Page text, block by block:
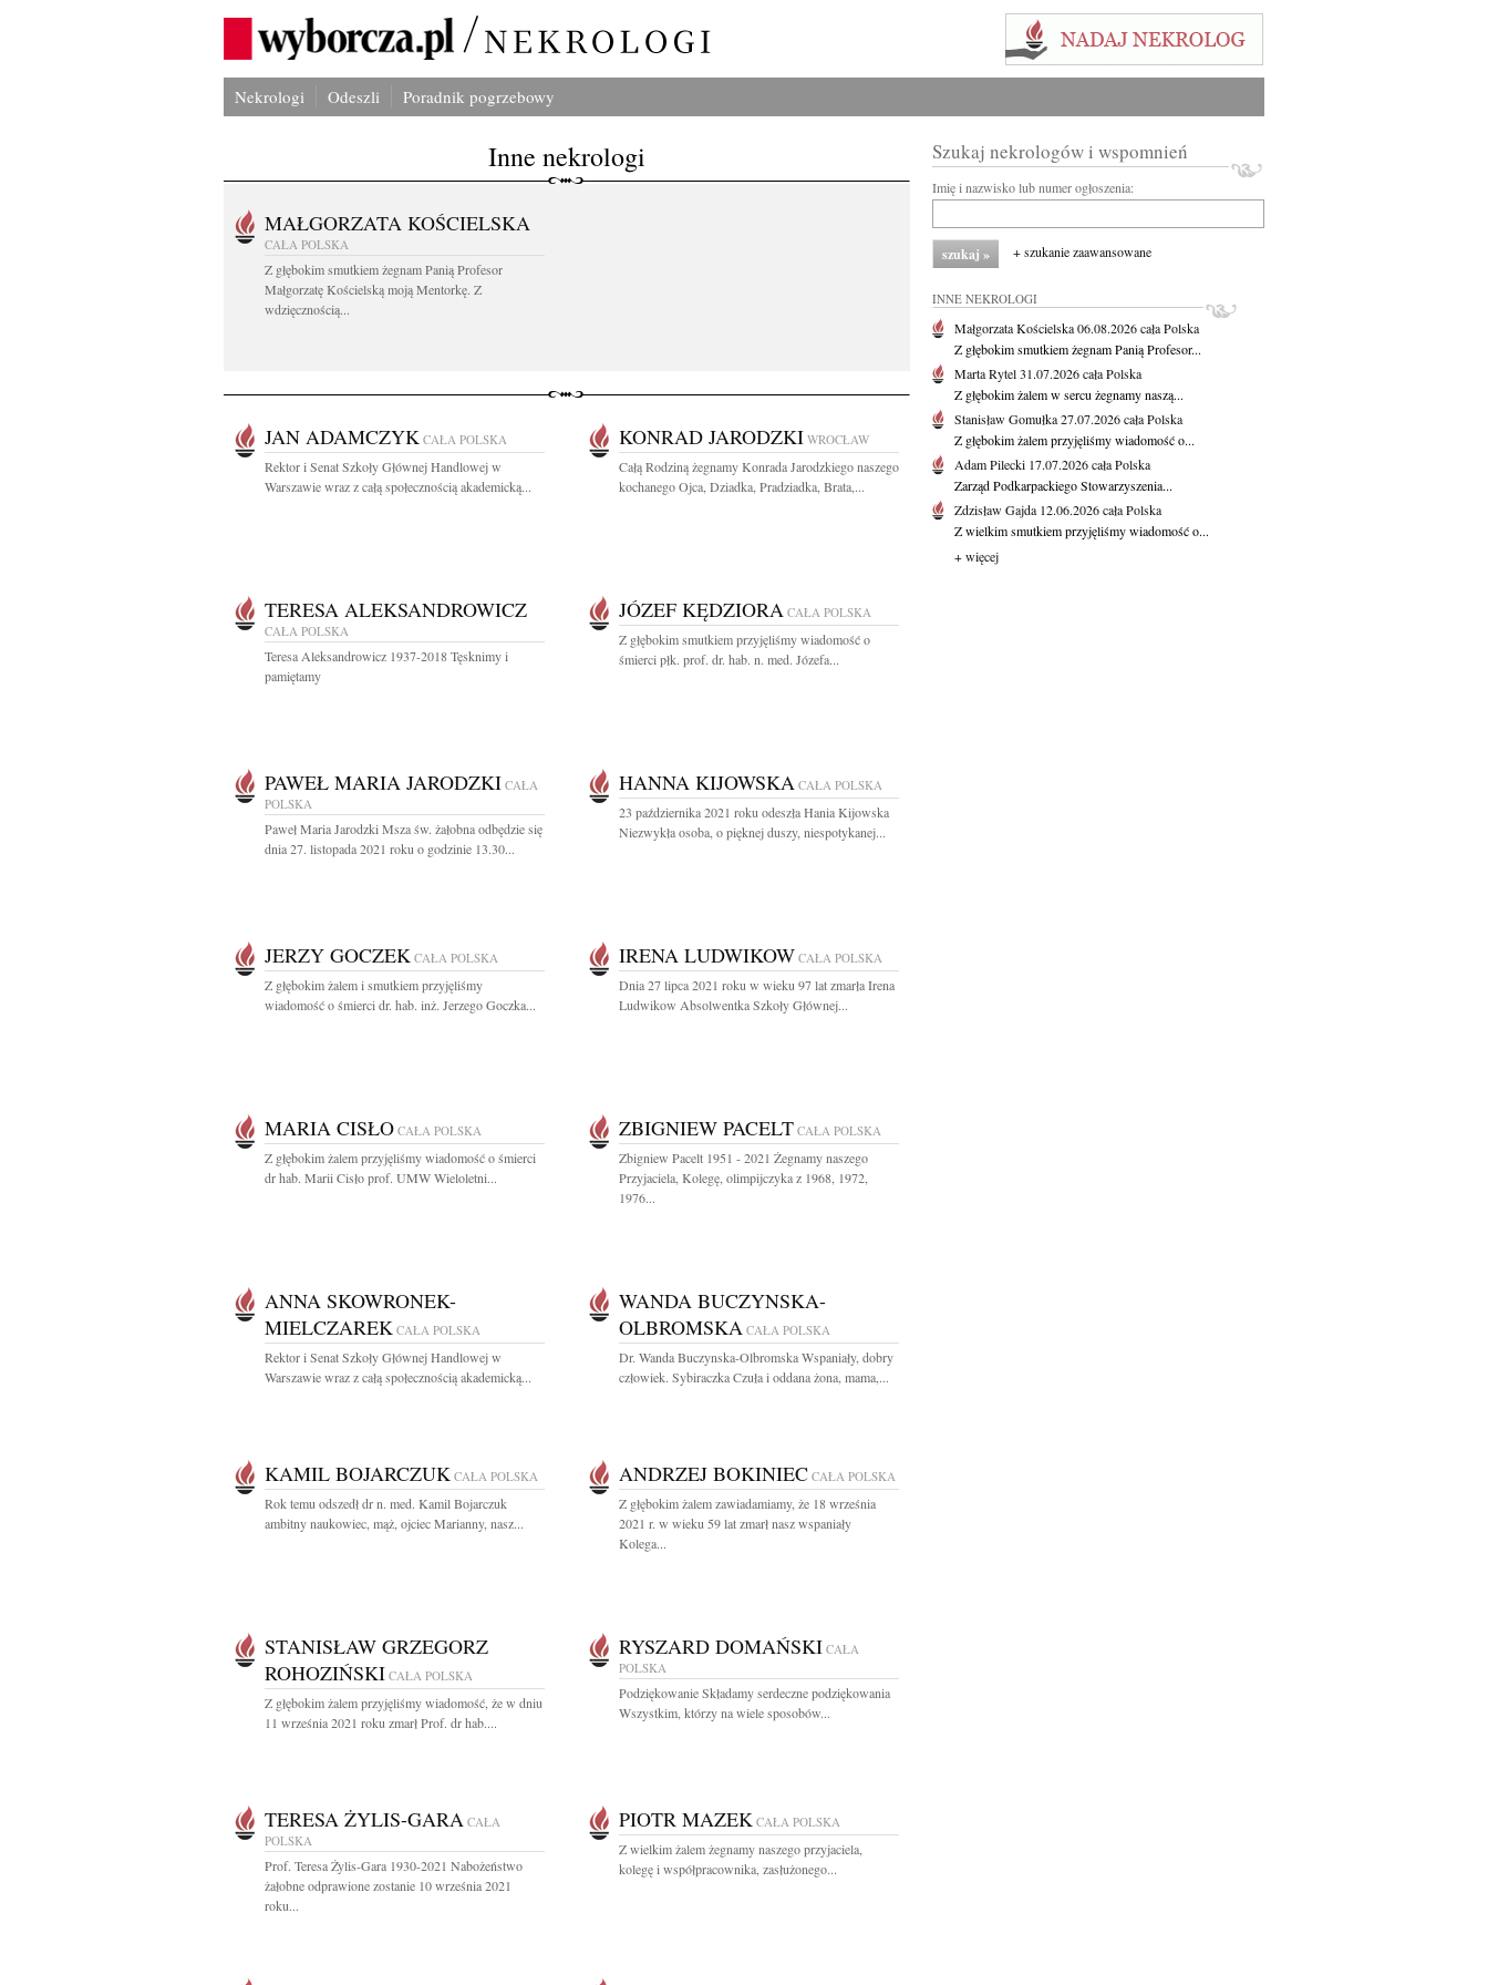
Nekrologi Odeszli Poradnik pogrzebowy
Inne nekrologi
MAŁGORZATA KOŚCIELSKA
CAŁA POLSKA
Z głębokim smutkiem żegnam Panią Profesor
Małgorzatę Kościelską moją Mentorkę. Z
wdzięcznością...
JAN ADAMCZYK CAŁA POLSKA
Rektor i Senat Szkoły Głównej Handlowej w
Warszawie wraz z całą społecznością akademicką...
KONRAD JARODZKI WROCŁAW
Całą Rodziną żegnamy Konrada Jarodzkiego naszego
kochanego Ojca, Dziadka, Pradziadka, Brata,...
TERESA ALEKSANDROWICZ
CAŁA POLSKA
Teresa Aleksandrowicz 1937-2018 Tęsknimy i
pamiętamy
JÓZEF KĘDZIORA CAŁA POLSKA
Z głębokim smutkiem przyjęliśmy wiadomość o
śmierci płk. prof. dr. hab. n. med. Józefa...
PAWEŁ MARIA JARODZKI CAŁA
POLSKA
Paweł Maria Jarodzki Msza św. żałobna odbędzie się
dnia 27. listopada 2021 roku o godzinie 13.30...
HANNA KIJOWSKA CAŁA POLSKA
23 października 2021 roku odeszła Hania Kijowska
Niezwykła osoba, o pięknej duszy, niespotykanej...
JERZY GOCZEK CAŁA POLSKA
Z głębokim żalem i smutkiem przyjęliśmy
wiadomość o śmierci dr. hab. inż. Jerzego Goczka...
IRENA LUDWIKOW CAŁA POLSKA
Dnia 27 lipca 2021 roku w wieku 97 lat zmarła Irena
Ludwikow Absolwentka Szkoły Głównej...
MARIA CISŁO CAŁA POLSKA
Z głębokim żalem przyjęliśmy wiadomość o śmierci
dr hab. Marii Cisło prof. UMW Wieloletni...
ZBIGNIEW PACELT CAŁA POLSKA
Zbigniew Pacelt 1951 - 2021 Żegnamy naszego
Przyjaciela, Kolegę, olimpijczyka z 1968, 1972,
1976...
ANNA SKOWRONEK-
MIELCZAREK CAŁA POLSKA
Rektor i Senat Szkoły Głównej Handlowej w
Warszawie wraz z całą społecznością akademicką...
WANDA BUCZYNSKA-
OLBROMSKA CAŁA POLSKA
Dr. Wanda Buczynska-Olbromska Wspaniały, dobry
człowiek. Sybiraczka Czuła i oddana żona, mama,...
KAMIL BOJARCZUK CAŁA POLSKA
Rok temu odszedł dr n. med. Kamil Bojarczuk
ambitny naukowiec, mąż, ojciec Marianny, nasz...
ANDRZEJ BOKINIEC CAŁA POLSKA
Z głębokim żalem zawiadamiamy, że 18 września
2021 r. w wieku 59 lat zmarł nasz wspaniały
Kolega...
STANISŁAW GRZEGORZ
ROHOZIŃSKI CAŁA POLSKA
Z głębokim żalem przyjęliśmy wiadomość, że w dniu
11 września 2021 roku zmarł Prof. dr hab....
RYSZARD DOMAŃSKI CAŁA
POLSKA
Podziękowanie Składamy serdeczne podziękowania
Wszystkim, którzy na wiele sposobów...
TERESA ŻYLIS-GARA CAŁA
POLSKA
Prof. Teresa Żylis-Gara 1930-2021 Nabożeństwo
żałobne odprawione zostanie 10 września 2021
roku...
PIOTR MAZEK CAŁA POLSKA
Z wielkim żalem żegnamy naszego przyjaciela,
kolegę i współpracownika, zasłużonego...
Szukaj nekrologów i wspomnień
Imię i nazwisko lub numer ogłoszenia:
+ szukanie zaawansowane
INNE NEKROLOGI
Małgorzata Kościelska06.08.2026cała Polska
Z głębokim smutkiem żegnam Panią Profesor...
Marta Rytel31.07.2026cała Polska
Z głębokim żalem w sercu żegnamy naszą...
Stanisław Gomułka27.07.2026cała Polska
Z głębokim żalem przyjęliśmy wiadomość o...
Adam Pilecki 17.07.2026cała Polska
Zarząd Podkarpackiego Stowarzyszenia...
Zdzisław Gajda 12.06.2026cała Polska
Z wielkim smutkiem przyjęliśmy wiadomość o...
+ więcej